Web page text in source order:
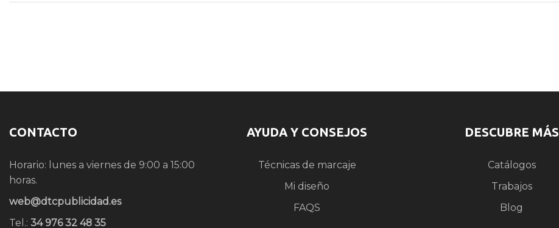
CONTACTO
Horario: lunes a viernes de 9:00 a 15:00
horas.
web@dtcpublicidad.es
Tel.: 34 976 32 48 35
AYUDA Y CONSEJOS
Técnicas de marcaje
Mi diseño
FAQS
DESCUBRE MÁS
Catálogos
Trabajos
Blog